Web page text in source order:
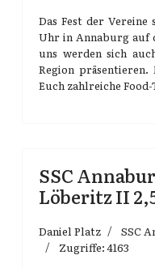
Das Fest der
Uhr in Annaburg auf
uns werden sich
Region
Euch zahlreiche
SSC
Löberitz II
Daniel Platz SSC
Zugriffe: 4163